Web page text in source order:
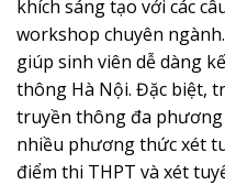
khích sáng tạo với các
workshop chuyên
giúp sinh viên dễ dàng
thông Hà Nội. Đặc biệt,
truyền thông đa
nhiều phương thức xét
điểm thi THPT và xét